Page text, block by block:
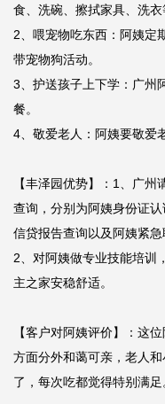
食、洗碗、擦拭家具、洗衣
2、喂宠物吃东西：阿姨定
带宠物狗活动。
3、护送孩子上下学：广州
餐。
4、敬爱老人：阿姨要敬爱
【丰泽园优势】：1、广
查询，分别为阿姨身份证
信贷报告查询以及阿姨紧急
2、对阿姨做专业技能培训
主之家安稳舒适。
【客户对阿姨评价】：这
方面分外和蔼可亲，老人
了，每次吃都觉得特别满足